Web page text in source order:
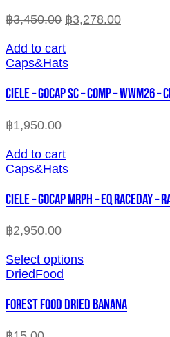
฿3,450.00 ฿3,278.00
Add to cart
Caps&Hats
CIELE – GOCAP SC – COMP – WWM26 –
฿1,950.00
Add to cart
Caps&Hats
CIELE – GOCAP MRPH – EQ RACEDAY –
฿2,950.00
Select options
DriedFood
FOREST FOOD DRIED BANANA